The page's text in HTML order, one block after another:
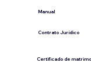
​Manual
​Contrato Jurídico
Certificado de